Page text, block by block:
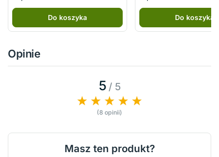
Do koszyka Do koszyka
Opinie
5 / 5
(8 opinii)
Masz ten produkt?